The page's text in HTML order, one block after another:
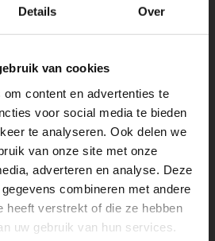
Details Over
van cookies
content en advertenties te
voor social media te bieden
te analyseren. Ook delen we
van onze site met onze
adverteren en analyse. Deze
combineren met andere
heeft verstrekt of die ze hebben
uw gebruik van hun services.